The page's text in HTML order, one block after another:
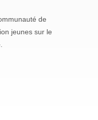
de
jeunes sur le